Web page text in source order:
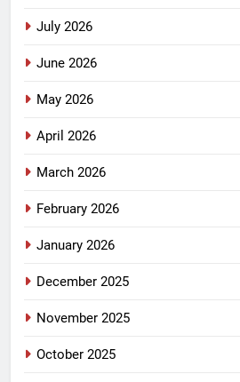
July 2026
June 2026
May 2026
April 2026
March 2026
February 2026
January 2026
December 2025
November 2025
October 2025